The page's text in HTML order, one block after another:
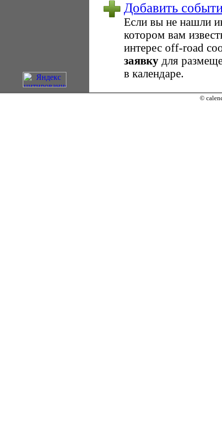
Добавить
Если вы не нашли
котором вам
интерес оff-road
заявку для
в календаре.
©